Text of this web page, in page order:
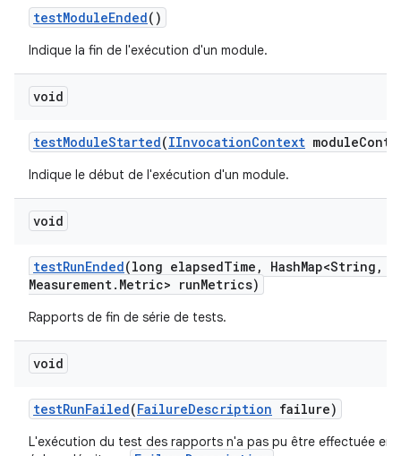
testModuleEnded()
Indique la fin de l'exécution d'un module.
void
testModuleStarted(IInvocationContext module
Indique le début de l'exécution d'un module.
void
testRunEnded(long elapsedTime , HashMap<String ,
Measurement. Metric> runMetrics)
Rapports de fin de série de tests.
void
testRunFailed(FailureDescription failure)
L'exécution du test des rapports n'a pas pu être effectuée en